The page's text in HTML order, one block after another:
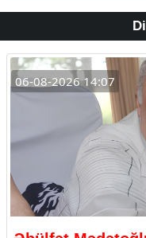
06-08-2026 14:07